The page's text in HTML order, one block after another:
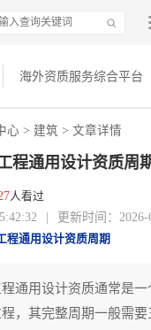
海外资质服务综合平台
心 > 建筑 > 文章详情
程通用设计资质周
人看过
更新时间：2026-
程通用设计资质周期
通用设计资质通常是一
，其完整周期一般需要